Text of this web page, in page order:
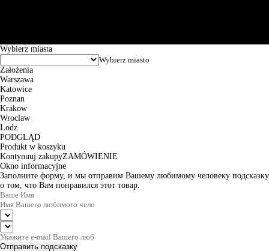
Wybierz miasta
Założenia
Warszawa
Katowice
Poznan
Krakow
Wroclaw
Lodz
PODGLĄD
Produkt w koszyku
Kontynuuj zakupyZAMÓWIENIE
Okno informacyjne
Заполните форму, и мы отправим Вашему любимому человеку подсказку
о том, что Вам понравился этот товар.
Отправить подсказку